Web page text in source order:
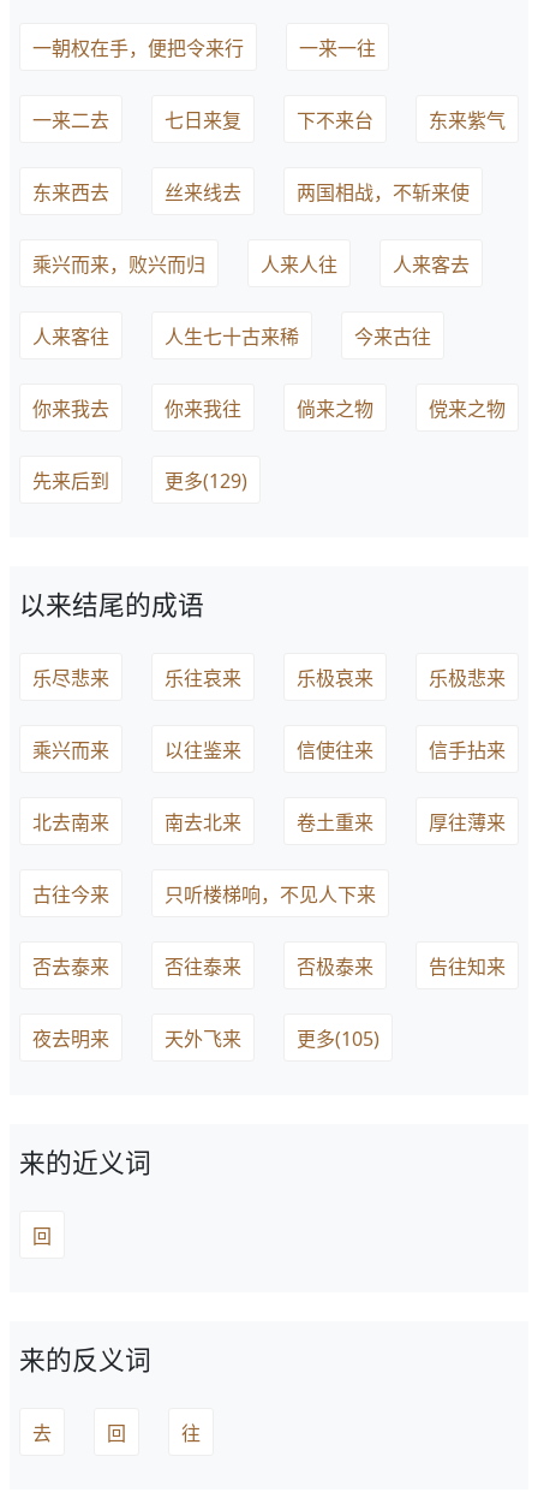
一朝权在手，便把令来行 一来一往
一来二去 七日来复 下不来台 东来紫气
东来西去 丝来线去 两国相战，不斩来使
乘兴而来，败兴而归 人来人往 人来客去
人来客往 人生七十古来稀 今来古往
你来我去 你来我往 倘来之物 傥来之物
先来后到 更多(129)
以来结尾的成语
乐尽悲来 乐往哀来 乐极哀来 乐极悲来
乘兴而来 以往鉴来 信使往来 信手拈来
北去南来 南去北来 卷土重来 厚往薄来
古往今来 只听楼梯响，不见人下来
否去泰来 否往泰来 否极泰来 告往知来
夜去明来 天外飞来 更多(105)
来的近义词
回
来的反义词
去 回 往